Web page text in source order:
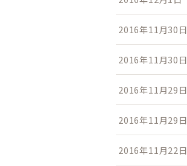
2016年11月30日
2016年11月30日
2016年11月29日
2016年11月29日
2016年11月22日